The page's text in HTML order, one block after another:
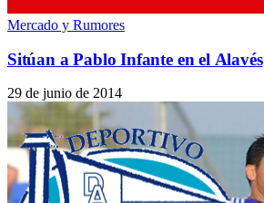
Mercado y Rumores
Sitúan a Pablo Infante en el Alavés
29 de junio de 2014